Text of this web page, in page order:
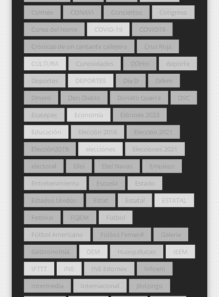
Colmex
CONAVI Conciertos
Congreso
Corea del Norte
COVID-19
COVID19
Crónicas de un cantante callejero
Cruz Roja
CULTURA
Curiosidades DDHH
deporte
Deportes
DEPORTES Día D
Difem
Dinero
Don Diablo Donato Guerra
DSC
Ecatepec
Economía
Edomex 2023
Educación
Elección 2018
Elección 2021
Elección2019
elecciones
Elecciones 2021
electoral
Eliel Eliel Navas
Empleos
Entretenimiento
Escuela
Estado
Estados Unidos
Estat Estatal
ESTATAL
Festival
FGJEM
Fútbol
Fútbol Americano
Fútbol Femenil
Galería
Gastronomía
GEM Huixquilucan
IEEM
IFTTT
INE INE Edomex
Infoem
Intermedia
Internacional
Jilotzingo